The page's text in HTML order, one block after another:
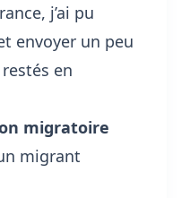
j’ai pu
envoyer un peu
en
migratoire
migrant